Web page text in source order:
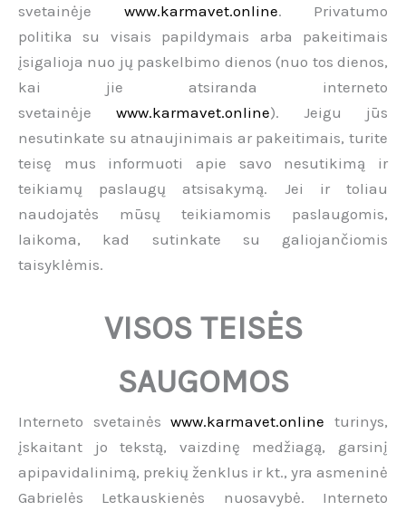
svetainėje www.karmavet.online. Privatumo
politika su visais papildymais arba pakeitimais
įsigalioja nuo jų paskelbimo dienos (nuo tos dienos,
kai jie atsiranda interneto
svetainėje www.karmavet.online). Jeigu jūs
nesutinkate su atnaujinimais ar pakeitimais, turite
teisę mus informuoti apie savo nesutikimą ir
teikiamų paslaugų atsisakymą. Jei ir toliau
naudojatės mūsų teikiamomis paslaugomis,
laikoma, kad sutinkate su galiojančiomis
taisyklėmis.
VISOS TEISĖS
SAUGOMOS
Interneto svetainėswww.karmavet.online turinys,
įskaitant jo tekstą, vaizdinę medžiagą, garsinį
apipavidalinimą, prekių ženklus ir kt., yra asmeninė
Gabrielės Letkauskienės nuosavybė. Interneto